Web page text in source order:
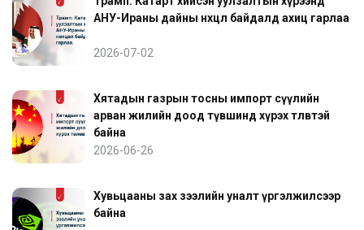
АНУ-Ираны дайны нөхцөл байдалд ахиц гарлаа
2026-07-02
Хятадын газрын тосны импорт сүүлийн
арван жилийн доод түвшинд хүрэх төлөвтэй
байна
2026-06-26
Хувьцааны зах зээлийн уналт үргэлжилсээр
байна